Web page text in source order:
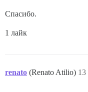
Спасибо.
1 лайк
renato (Renato Atilio) 13